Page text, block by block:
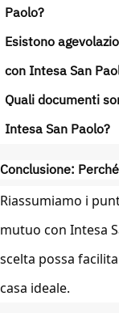
Paolo?
Esistono
con Intesa San
Quali documenti
Intesa San Paolo?
Conclusione:
Riassumiamo i
mutuo con Intesa
scelta possa
casa ideale.